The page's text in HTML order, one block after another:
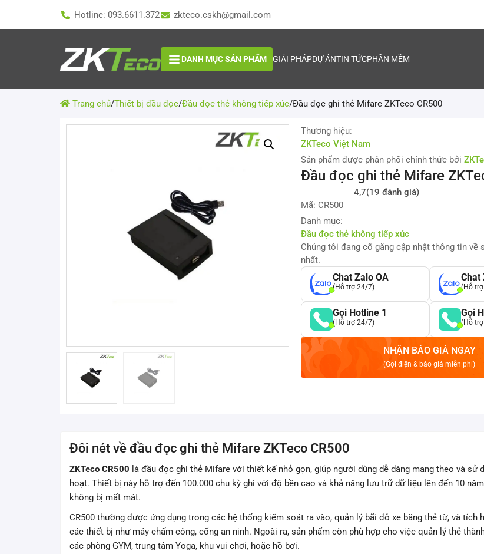
Hotline: 093.6611.372 zkteco.cskh@gmail.com
DANH MỤC SẢN PHẨM GIẢI PHÁPDỰ ÁNTIN TỨCPHẦN MỀM
Trang chủ/Thiết bị đầu đọc/Đầu đọc thẻ không tiếp xúc/Đầu đọc ghi thẻ Mifare ZKTeco CR500
Thương hiệu:
ZKTeco Việt Nam
Sản phẩm được phân phối chính thức bởi
Đầu đọc ghi thẻ Mifare
4,7(19 đánh giá)
Mã: CR500
Danh mục:
Đầu đọc thẻ không tiếp xúc
Chúng tôi đang cố gắng cập nhật thông tin về
nhất.
Chat Zalo OA
(Hỗ trợ 24/7)
Chat
(Hỗ
Gọi Hotline 1
(Hỗ trợ 24/7)
Gọi
(Hỗ
NHẬN BÁO GIÁ NGAY
(Gọi điện & báo giá miễn phí)
Đôi nét về đầu đọc ghi thẻ Mifare ZKTeco CR500
ZKTeco CR500 là đầu đọc ghi thẻ Mifare với thiết kế nhỏ gọn, giúp người dùng dễ dàng mang theo và sử
hoạt. Thiết bị này hỗ trợ đến 100.000 chu kỳ ghi với độ bền cao và khả năng lưu trữ dữ liệu lên đến 10
không bị mất mát.
CR500 thường được ứng dụng trong các hệ thống kiểm soát ra vào, quản lý bãi đỗ xe bằng thẻ từ, và tích
các thiết bị như máy chấm công, cổng an ninh. Ngoài ra, sản phẩm còn phù hợp cho việc quản lý thẻ
các phòng GYM, trung tâm Yoga, khu vui chơi, hoặc hồ bơi.